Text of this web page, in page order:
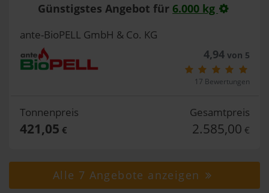
Günstigstes Angebot für 6.000 kg
ante-BioPELL GmbH & Co. KG
4,94von 5
17 Bewertungen
Tonnenpreis
421,05 €
Gesamtpreis
2.585,00 €
Alle 7 Angebote anzeigen